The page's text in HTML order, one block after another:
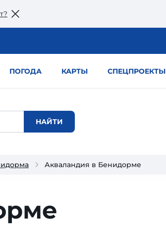
ПОГОДА КАРТЫ СПЕЦПРОЕКТЫ
Акваландия в Бенидорме